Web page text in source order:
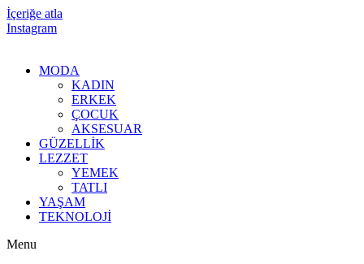
İçeriğe atla
Instagram
MODA
KADIN
ERKEK
ÇOCUK
AKSESUAR
GÜZELLİK
LEZZET
YEMEK
TATLI
YAŞAM
TEKNOLOJİ
Menu